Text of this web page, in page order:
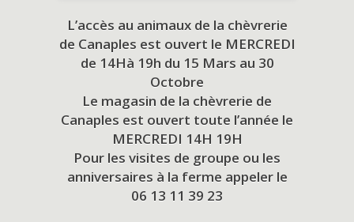
L’accès au animaux de la chèvrerie
de Canaples est ouvert le MERCREDI
de 14Hà 19h du 15 Mars au 30
Octobre
Le magasin de la chèvrerie de
Canaples est ouvert toute l’année le
MERCREDI 14H 19H
Pour les visites de groupe ou les
anniversaires à la ferme appeler le
06 13 11 39 23